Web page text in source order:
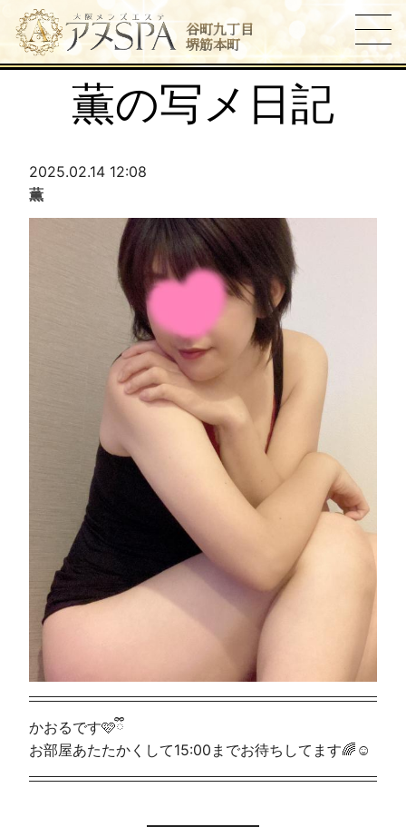
谷町九丁目
堺筋本町
薫の写メ日記
2025.02.14 12:08
薫
かおるです🩷ྀི
お部屋あたたかくして15:00までお待ちしてます🌈☺️